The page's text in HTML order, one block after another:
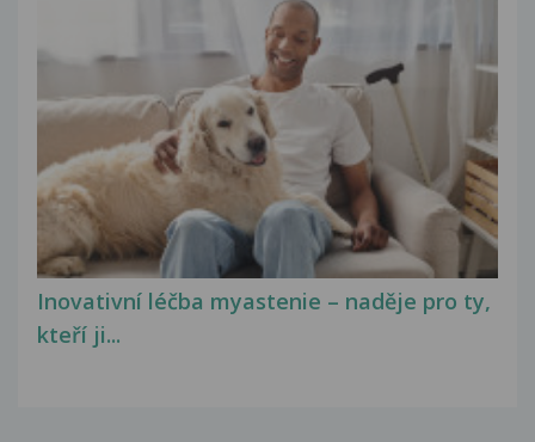
Inovativní léčba myastenie – naděje pro ty,
kteří ji...